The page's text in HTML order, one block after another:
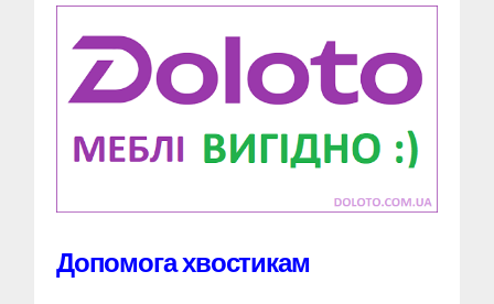
Допомога хвостикам